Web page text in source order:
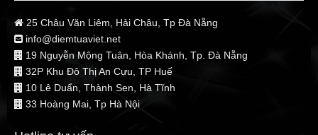
25 Châu Văn Liêm, Hải Châu, Tp Đà Nẵng
info@diemtuaviet.net
19 Nguyễn Mộng Tuân, Hòa Khánh, Tp. Đà Nẵng
32P Khu Đô Thị An Cựu, TP Huế
10 Lê Duẩn, Thành Sen, Hà Tĩnh
33 Hoàng Mai, Tp Hà Nội